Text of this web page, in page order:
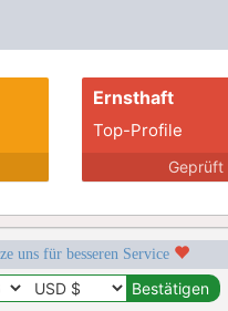
Ernsthaft
Top-Profile
Geprüft
uns für besseren Service